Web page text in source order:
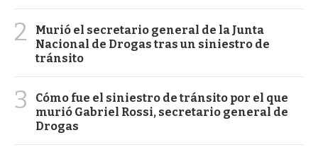
2
Murió el secretario general de la Junta
Nacional de Drogas tras un siniestro de
tránsito
3
Cómo fue el siniestro de tránsito por el que
murió Gabriel Rossi, secretario general de
Drogas